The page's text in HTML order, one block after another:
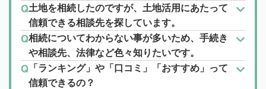
土地を相続したのですが、土地活用にあたって
信頼できる相談先を探しています。
相続についてわからない事が多いため、手続き
や相談先、法律など色々知りたいです。
「ランキング」や「口コミ」「おすすめ」って
信頼できるの？